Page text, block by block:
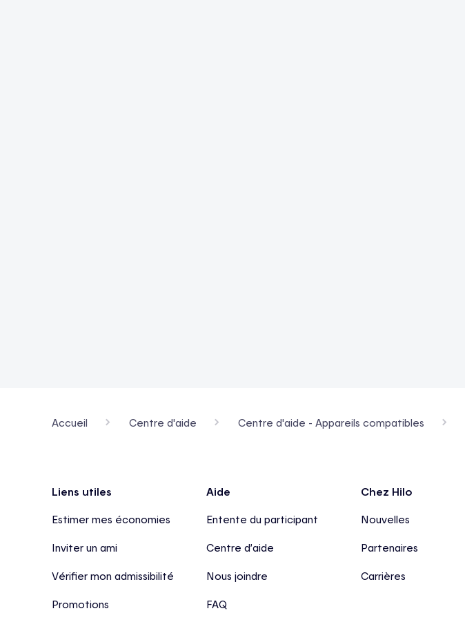
Accueil Centre d'aide Centre d'aide - Appareils compatibles
Pied de page
Liens utiles
Estimer mes économies
Inviter un ami
Vérifier mon admissibilité
Promotions
Aide
Entente du participant
Centre d’aide
Nous joindre
FAQ
Chez Hilo
Nouvelles
Partenaires
Carrières